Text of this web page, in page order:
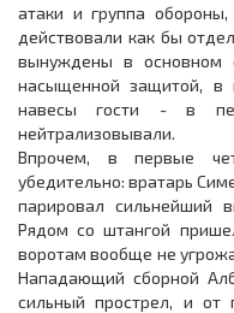
атаки и группа обороны,
действовали как бы
вынуждены в основном
насыщенной защитой, в
навесы гости - в
нейтрализовывали.
Впрочем, в первые
убедительно: вратарь
парировал сильнейший
Рядом со штангой
воротам вообще не
Нападающий сборной
сильный прострел, и от